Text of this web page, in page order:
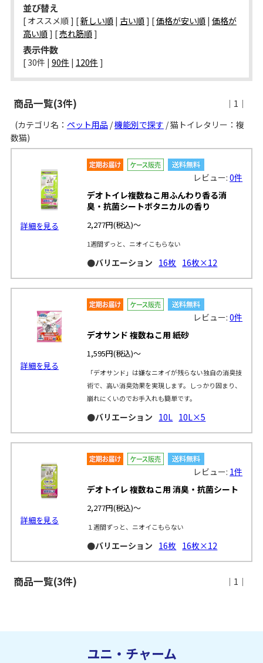
並び替え
[ オススメ順 ] [新しい順| 古い順] [価格が安い順| 価格が
高い順] [売れ筋順]
表示件数
[ 30件 | 90件 | 120件 ]
商品一覧(3件)
｜1｜
(カテゴリ名： ペット用品 /機能別で探す / 猫トイレタリー：複
数猫)
詳細を見る
レビュー:0件
デオトイレ複数ねこ用ふんわり香る消
臭・抗菌シートボタニカルの香り
2,277円(税込)～
1週間ずっと、ニオイこもらない
●バリエーション 16枚 16枚×12
詳細を見る
レビュー:0件
デオサンド 複数ねこ用 紙砂
1,595円(税込)～
「デオサンド」は嫌なニオイが残らない独自の消臭技
術で、高い消臭効果を実現します。しっかり固まり、
崩れにくいのでお手入れも簡単です。
●バリエーション 10L 10L×5
詳細を見る
レビュー: 1件
デオトイレ 複数ねこ用 消臭・抗菌シート
2,277円(税込)～
１週間ずっと、ニオイこもらない
●バリエーション 16枚 16枚×12
商品一覧(3件) ｜1｜
ユニ・チャーム